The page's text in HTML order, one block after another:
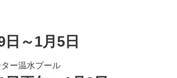
日～1月5日
ー温水プール